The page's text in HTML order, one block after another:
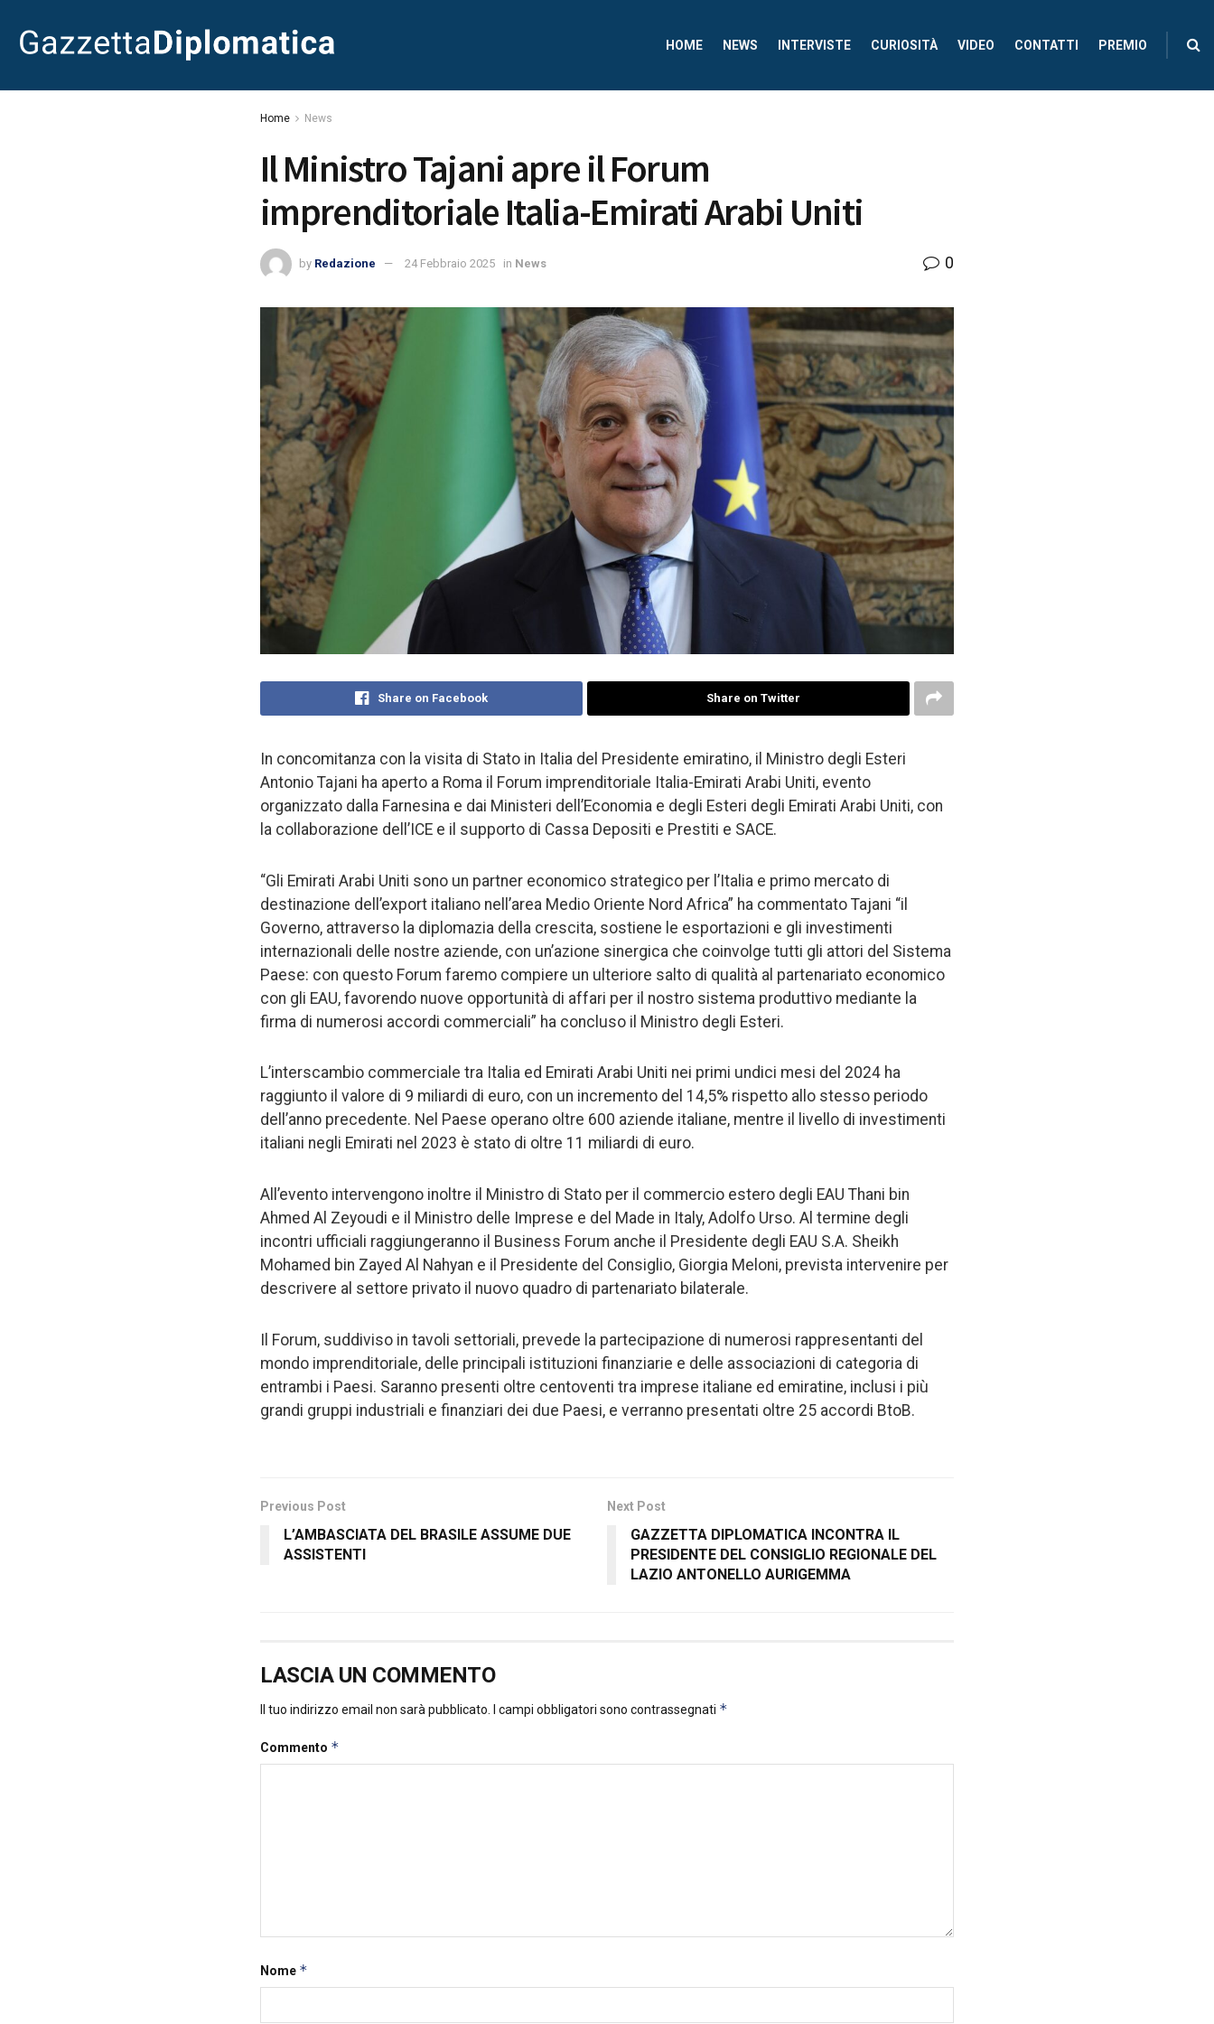
HOME NEWS INTERVISTE CURIOSITÀ VIDEO CONTATTI PREMIO
Home News
Il Ministro Tajani apre il Forum
imprenditoriale Italia-Emirati Arabi Uniti
by Redazione 24 Febbraio 2025 in News 0
Share on Facebook Share on Twitter
In concomitanza con la visita di Stato in Italia del Presidente emiratino, il Ministro degli Esteri
Antonio Tajani ha aperto a Roma il Forum imprenditoriale Italia-Emirati Arabi Uniti, evento
organizzato dalla Farnesina e dai Ministeri dell’Economia e degli Esteri degli Emirati Arabi Uniti, con
la collaborazione dell’ICE e il supporto di Cassa Depositi e Prestiti e SACE.
“Gli Emirati Arabi Uniti sono un partner economico strategico per l’Italia e primo mercato di
destinazione dell’export italiano nell’area Medio Oriente Nord Africa” ha commentato Tajani “il
Governo, attraverso la diplomazia della crescita, sostiene le esportazioni e gli investimenti
internazionali delle nostre aziende, con un’azione sinergica che coinvolge tutti gli attori del Sistema
Paese: con questo Forum faremo compiere un ulteriore salto di qualità al partenariato economico
con gli EAU, favorendo nuove opportunità di affari per il nostro sistema produttivo mediante la
firma di numerosi accordi commerciali” ha concluso il Ministro degli Esteri.
L’interscambio commerciale tra Italia ed Emirati Arabi Uniti nei primi undici mesi del 2024 ha
raggiunto il valore di 9 miliardi di euro, con un incremento del 14,5% rispetto allo stesso periodo
dell’anno precedente. Nel Paese operano oltre 600 aziende italiane, mentre il livello di investimenti
italiani negli Emirati nel 2023 è stato di oltre 11 miliardi di euro.
All’evento intervengono inoltre il Ministro di Stato per il commercio estero degli EAU Thani bin
Ahmed Al Zeyoudi e il Ministro delle Imprese e del Made in Italy, Adolfo Urso. Al termine degli
incontri ufficiali raggiungeranno il Business Forum anche il Presidente degli EAU S.A. Sheikh
Mohamed bin Zayed Al Nahyan e il Presidente del Consiglio, Giorgia Meloni, prevista intervenire per
descrivere al settore privato il nuovo quadro di partenariato bilaterale.
Il Forum, suddiviso in tavoli settoriali, prevede la partecipazione di numerosi rappresentanti del
mondo imprenditoriale, delle principali istituzioni finanziarie e delle associazioni di categoria di
entrambi i Paesi. Saranno presenti oltre centoventi tra imprese italiane ed emiratine, inclusi i più
grandi gruppi industriali e finanziari dei due Paesi, e verranno presentati oltre 25 accordi BtoB.
Previous Post
L’AMBASCIATA DEL BRASILE ASSUME DUE
ASSISTENTI
Next Post
GAZZETTA DIPLOMATICA INCONTRA IL
PRESIDENTE DEL CONSIGLIO REGIONALE DEL
LAZIO ANTONELLO AURIGEMMA
LASCIA UN COMMENTO
Il tuo indirizzo email non sarà pubblicato. I campi obbligatori sono contrassegnati *
Commento *
Nome *